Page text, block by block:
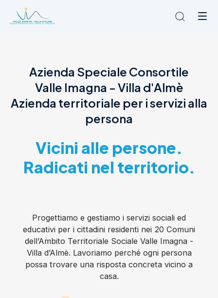
L'Ambito
Cosa facciamo
News
Amministrazione trasparente
Azienda Speciale Consortile
Valle Imagna - Villa d'Almè
Azienda territoriale per i servizi alla
persona
Vicini alle persone.
Radicati nel territorio.
Progettiamo e gestiamo i servizi sociali ed
educativi per i cittadini residenti nei 20 Comuni
dell’Ambito Territoriale Sociale Valle Imagna -
Villa d’Almè. Lavoriamo perché ogni persona
possa trovare una risposta concreta vicino a
casa.